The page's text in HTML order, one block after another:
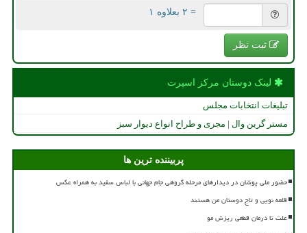
= ۲ بعلاوه ۱
ثبت نظر
لینک دوستان مركز اسپرت
تبلیغات انتخابات مجلس
مستر گرین وال | مجری و طراح انواع دیوار سبز
پربیننده ترین ها
حضور ملی پوشان در دیدارهای مرحله گروهی جام جهانی با لباس سفید به همراه عکس
قلعه نویی و تاج دوستان من هستند
علت تا درمان قطعی ریزش مو